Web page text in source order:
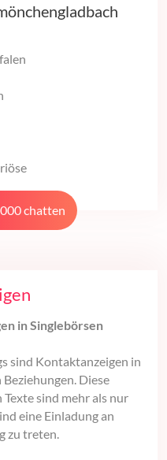
chatten
in Singlebörsen
sind Kontaktanzeigen in
Beziehungen. Diese
sind mehr als nur
eine Einladung an
zu treten.